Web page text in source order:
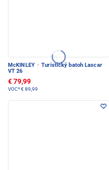
McKINLEY · Turistický batoh Lascar
VT 26
€ 79,99
VOC*€ 89,99